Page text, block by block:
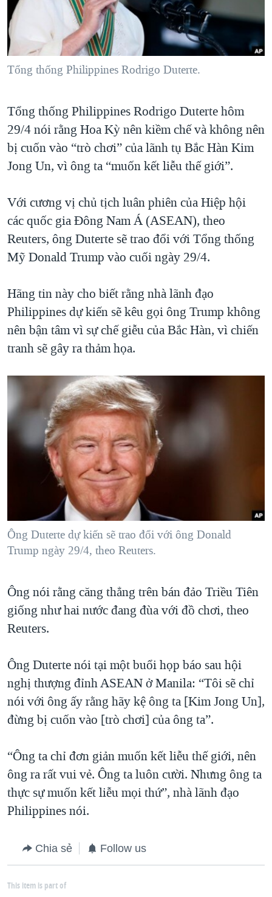
"Tìm"
NGƯỜI VIỆT HẢI NGOẠI
ĐỜI SỐNG
KINH TẾ
KHOA HỌC
VĂN HOÁ
THỂ THAO
GIÁO DỤC
HÀNH TRÌNH BẦU CỬ 2024
MỘT NĂM CHIẾN TRANH TẠI DẢI GAZA
GIẢI MÃ VÀNH ĐAI & CON ĐƯỜNG
TRỊNH VĨNH BÌNH - NGƯỜI HẠ 'BÊN THẮNG CUỘC'
GROUND ZERO – XƯA VÀ NAY
THƯỢNG ĐỈNH TRUMP-KIM TẠI VIỆT NAM
TRỊNH VĨNH BÌNH VS. CHÍNH PHỦ VIỆT NAM
NGƯ DÂN VIỆT VÀ LÀN SÓNG TRỘM HẢI SÂM
BÊN KIA QUỐC LỘ: TIẾNG VỌNG TỪ NÔNG THÔN MỸ
QUAN HỆ VIỆT MỸ
VIDEO
MẠNG XÃ HỘI
Ngôn ngữ khác
Tổng thống Philippines Rodrigo Duterte.
Tổng thống Philippines Rodrigo Duterte hôm
29/4 nói rằng Hoa Kỳ nên kiềm chế và không nên
bị cuốn vào “trò chơi” của lãnh tụ Bắc Hàn Kim
Jong Un, vì ông ta “muốn kết liễu thế giới”.
Với cương vị chủ tịch luân phiên của Hiệp hội
các quốc gia Đông Nam Á (ASEAN), theo
Reuters, ông Duterte sẽ trao đổi với Tổng thống
Mỹ Donald Trump vào cuối ngày 29/4.
Hãng tin này cho biết rằng nhà lãnh đạo
Philippines dự kiến sẽ kêu gọi ông Trump không
nên bận tâm vì sự chế giễu của Bắc Hàn, vì chiến
tranh sẽ gây ra thảm họa.
Ông Duterte dự kiến sẽ trao đổi với ông Donald
Trump ngày 29/4, theo Reuters.
Ông nói rằng căng thẳng trên bán đảo Triều Tiên
giống như hai nước đang đùa với đồ chơi, theo
Reuters.
Ông Duterte nói tại một buổi họp báo sau hội
nghị thượng đỉnh ASEAN ở Manila: “Tôi sẽ chỉ
nói với ông ấy rằng hãy kệ ông ta [Kim Jong Un],
đừng bị cuốn vào [trò chơi] của ông ta”.
“Ông ta chỉ đơn giản muốn kết liễu thế giới, nên
ông ra rất vui vẻ. Ông ta luôn cười. Nhưng ông ta
thực sự muốn kết liễu mọi thứ”, nhà lãnh đạo
Philippines nói.
Chia sẻ Follow us
This item is part of